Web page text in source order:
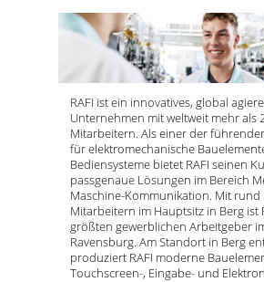
RAFI ist ein innovatives, global
Unternehmen mit weltweit mehr als
Mitarbeitern. Als einer der
für elektromechanische
Bediensysteme bietet RAFI seinen
passgenaue Lösungen im Bereich
Maschine-Kommunikation. Mit rund
Mitarbeitern im Hauptsitz in Berg ist
größten gewerblichen Arbeitgeber
Ravensburg. Am Standort in Berg
produziert RAFI moderne
Touchscreen-, Eingabe- und